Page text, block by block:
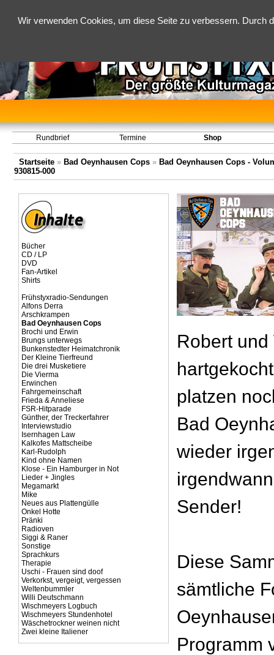
Wir verwenden Cookies, um diese Seite zu verbessern.
Rundbrief Termine Shop
Startseite » Bad Oeynhausen Cops » Bad Oeynhausen Cops -
930815-000
Bücher
CD / LP
DVD
Fan-Artikel
Shirts
Frühstyxradio-Sendungen
Alfons Derra
Arschkrampen
Bad Oeynhausen Cops
Brochi und Erwin
Brungs unterwegs
Bunkenstedter Heimatchronik
Der Kleine Tierfreund
Die drei Musketiere
Die Vierma
Erwinchen
Fahrgemeinschaft
Frieda & Anneliese
FSR-Hitparade
Günther, der Treckerfahrer
Interviewstudio
Isernhagen Law
Kalkofes Mattscheibe
Karl-Rudolph
Kind ohne Namen
Klose - Ein Hamburger in Not
Lieder + Jingles
Megamarkt
Mike
Neues aus Plattengülle
Onkel Hotte
Pränki
Radioven
Siggi & Raner
Sonstige
Sprachkurs
Therapie
Uschi - Frauen sind doof
Verkorkst, vergeigt, vergessen
Weltenbummler
Willi Deutschmann
Wischmeyers Logbuch
Wischmeyers Stundenhotel
Wäschetrockner weinen nicht
Zwei kleine Italiener
Robert
platzen
Bad
wieder
Sender!
Diese
sämtliche
Programm